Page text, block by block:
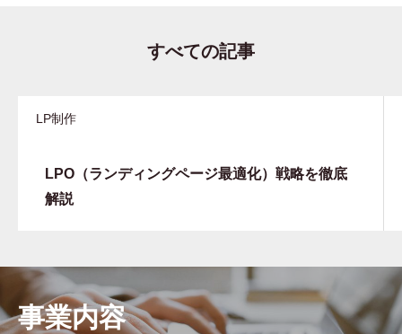
すべての記事
LP制作
LPO（ランディングページ最適化）戦略を徹底
解説
事業内容